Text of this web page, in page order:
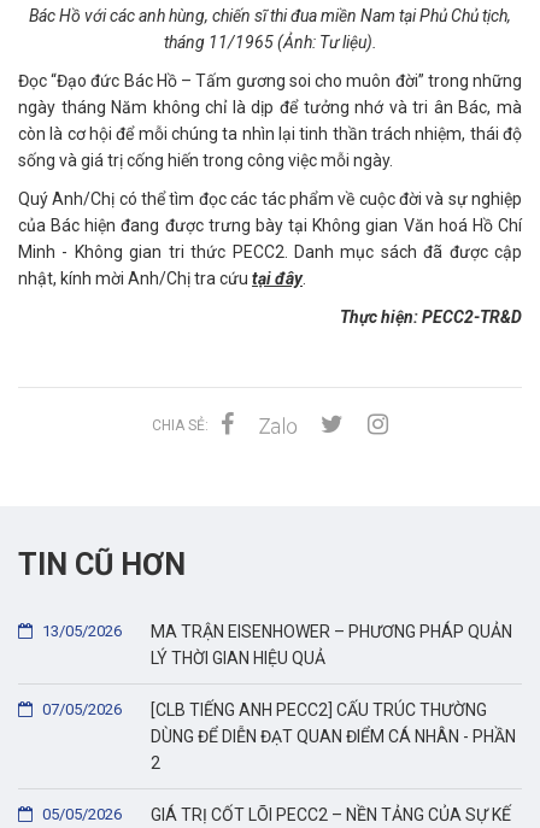
Bác Hồ với các anh hùng, chiến sĩ thi đua miền Nam tại Phủ Chủ tịch,
tháng 11/1965 (Ảnh: Tư liệu).
Đọc “Đạo đức Bác Hồ – Tấm gương soi cho muôn đời” trong những
ngày tháng Năm không chỉ là dịp để tưởng nhớ và tri ân Bác, mà
còn là cơ hội để mỗi chúng ta nhìn lại tinh thần trách nhiệm, thái độ
sống và giá trị cống hiến trong công việc mỗi ngày.
Quý Anh/Chị có thể tìm đọc các tác phẩm về cuộc đời và sự nghiệp
của Bác hiện đang được trưng bày tại Không gian Văn hoá Hồ Chí
Minh - Không gian tri thức PECC2. Danh mục sách đã được cập
nhật, kính mời Anh/Chị tra cứu tại đây.
Thực hiện: PECC2-TR&D
CHIA SẺ:
TIN CŨ HƠN
MA TRẬN EISENHOWER – PHƯƠNG PHÁP QUẢN
LÝ THỜI GIAN HIỆU QUẢ
13/05/2026
[CLB TIẾNG ANH PECC2] CẤU TRÚC THƯỜNG
DÙNG ĐỂ DIỄN ĐẠT QUAN ĐIỂM CÁ NHÂN - PHẦN
2
07/05/2026
GIÁ TRỊ CỐT LÕI PECC2 – NỀN TẢNG CỦA SỰ KẾ
05/05/2026